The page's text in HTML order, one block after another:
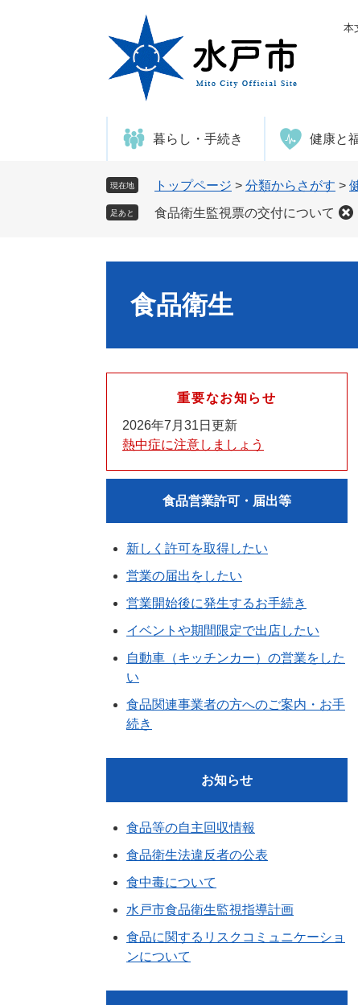
本
暮らし・手続き 健康と
現在地 トップページ > 分類からさがす >
足あと 食品衛生監視票の交付について
食品衛生
重要なお知らせ
2026年7月31日更新
熱中症に注意しましょう
食品営業許可・届出等
新しく許可を取得したい
営業の届出をしたい
営業開始後に発生するお手続き
イベントや期間限定で出店したい
自動車（キッチンカー）の営業をした
い
食品関連事業者の方へのご案内・お手
続き
お知らせ
食品等の自主回収情報
食品衛生法違反者の公表
食中毒について
水戸市食品衛生監視指導計画
食品に関するリスクコミュニケーショ
ンについて